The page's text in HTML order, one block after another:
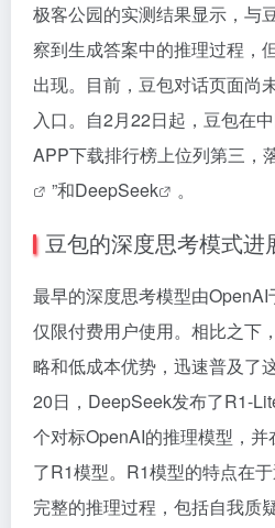
极客公园的实测结果显示，与
察到生成答案中的推理过程，
出现。目前，豆包对话页面尚
入口。自2月22日起，豆包在
APP下载排行榜上位列第三，
”和DeepSeek 。
豆包的深度思考模式进
最早的深度思考模型由
仅限付费用户使用。相比之下
略和低成本优势，迅速普及了
20日，DeepSeek发布了R1-
个对标OpenAI的推理模型，
了R1模型。R1模型的特点在
完整的推理过程，包括自我质